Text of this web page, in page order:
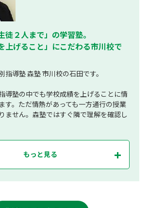
徒２人まで」の学習塾。
上げること」にこだわる市川校で
指導塾 森塾 市川校の石田です。
導塾の中でも学校成績を上げることに情
す。ただ情熱があっても一方通行の授業
ません。森塾ではすぐ隣で理解を確認し
もっと見る